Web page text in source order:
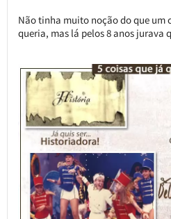
Não tinha muito noção do que um
queria, mas lá pelos 8 anos jurava